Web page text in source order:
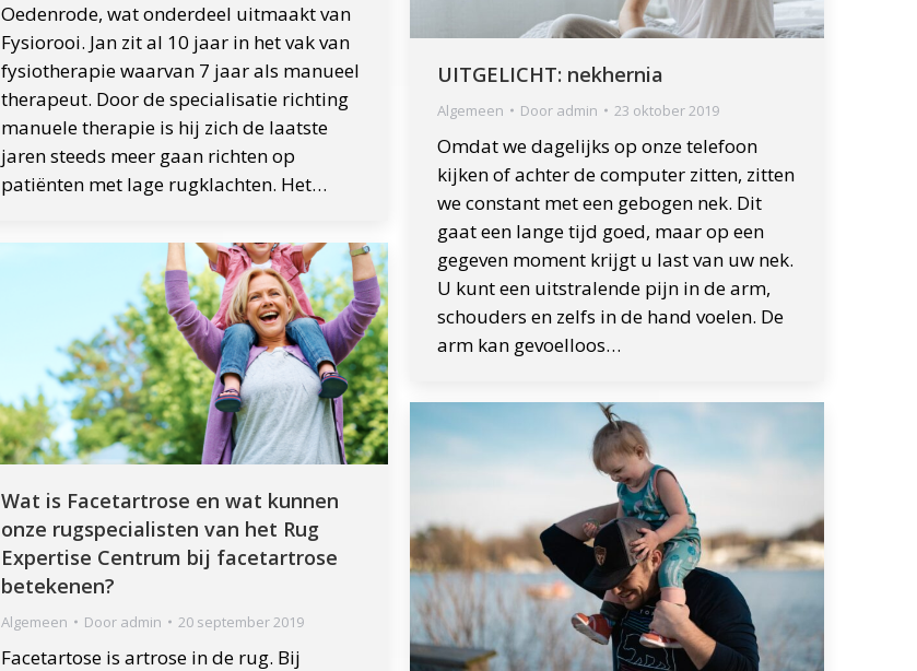
Oedenrode, wat onderdeel uitmaakt van
Fysiorooi. Jan zit al 10 jaar in het vak van
fysiotherapie waarvan 7 jaar als manueel
therapeut. Door de specialisatie richting
manuele therapie is hij zich de laatste
jaren steeds meer gaan richten op
patiënten met lage rugklachten. Het…
UITGELICHT: nekhernia
Algemeen Door admin 23 oktober 2019
Omdat we dagelijks op onze telefoon
kijken of achter de computer zitten, zitten
we constant met een gebogen nek. Dit
gaat een lange tijd goed, maar op een
gegeven moment krijgt u last van uw nek.
U kunt een uitstralende pijn in de arm,
schouders en zelfs in de hand voelen. De
arm kan gevoelloos…
Wat is Facetartrose en wat kunnen
onze rugspecialisten van het Rug
Expertise Centrum bij facetartrose
betekenen?
Algemeen Door admin 20 september 2019
Facetartose is artrose in de rug. Bij